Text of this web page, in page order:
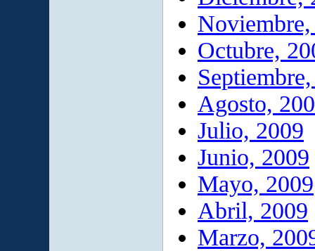
Octubre,
Agosto,
Julio, 2009
Junio, 2009
Mayo, 2009
Abril, 2009
Marzo,